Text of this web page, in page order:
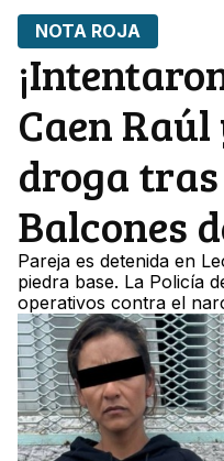
NOTA ROJA
Caen
droga
Balcones
Pareja es detenida en
piedra base. La Policía
operativos contra el